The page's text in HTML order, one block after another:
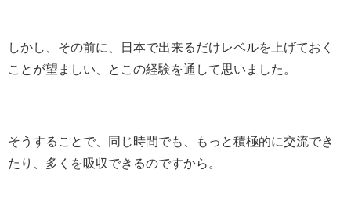
しかし、その前に、日本で出来るだけレベルを上げておく
ことが望ましい、とこの経験を通して思いました。
そうすることで、同じ時間でも、もっと積極的に交流でき
たり、多くを吸収できるのですから。